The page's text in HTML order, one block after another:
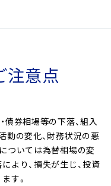
注意点
債券相場等の下落、組入
動の変化、財務状況の悪
ついては為替相場の変
より、損失が生じ、投資
す。